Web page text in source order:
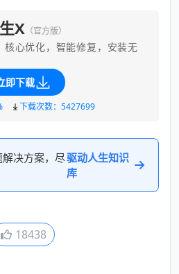
X （官方版）
核心优化，智能修复，安装无
即下载
下载次数：5427699
决方案，尽驱动人生知识
库
18438